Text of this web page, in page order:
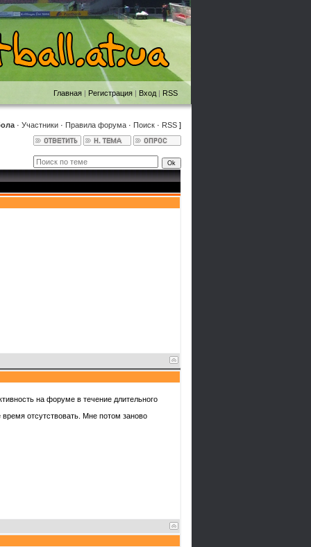
Главная | Регистрация | Вход | RSS
· Участники · Правила форума · Поиск · RSS ]
на форуме в течение длительного
отсутствовать. Мне потом заново